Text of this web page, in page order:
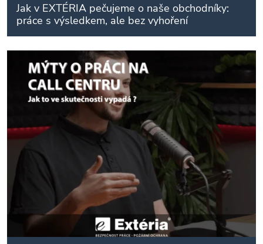
Jak v EXTÉRIA pečujeme o naše obchodníky:
práce s výsledkem, ale bez vyhoření